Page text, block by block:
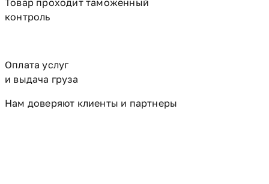
Товар проходит таможенный
контроль
Оплата услуг
и выдача груза
Нам доверяют клиенты и партнеры